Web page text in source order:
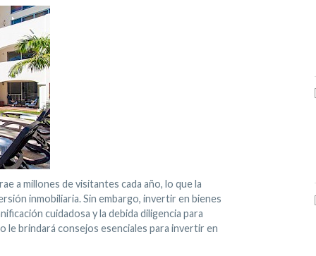
a millones de visitantes cada año, lo que la
inmobiliaria. Sin embargo, invertir en bienes
cuidadosa y la debida diligencia para
brindará consejos esenciales para invertir en